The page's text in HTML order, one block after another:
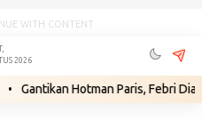
WITH CONTENT
2026
Hotman Paris, Febri Diansyah